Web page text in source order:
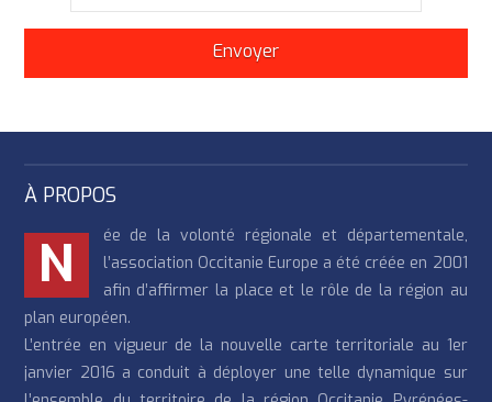
À PROPOS
N
ée de la volonté régionale et départementale,
l’association Occitanie Europe a été créée en 2001
afin d’affirmer la place et le rôle de la région au
plan européen.
L’entrée en vigueur de la nouvelle carte territoriale au 1er
janvier 2016 a conduit à déployer une telle dynamique sur